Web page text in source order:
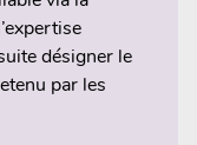
désigner le
par les